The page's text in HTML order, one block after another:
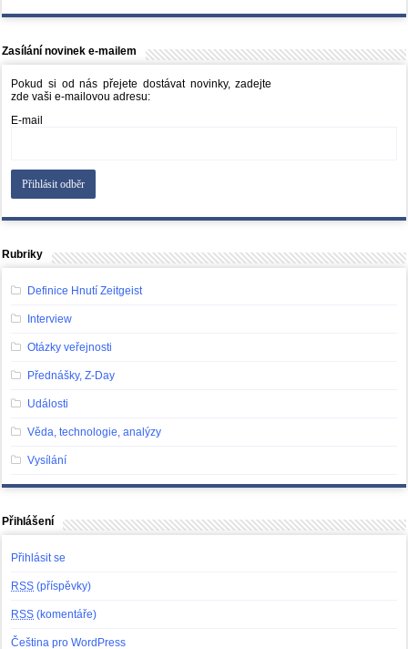
Zasílání novinek e-mailem
Pokud si od nás přejete dostávat novinky, zadejte
zde vaši e-mailovou adresu:
E-mail
Rubriky
Definice Hnutí Zeitgeist
Interview
Otázky veřejnosti
Přednášky, Z-Day
Události
Věda, technologie, analýzy
Vysílání
Přihlášení
Přihlásit se
RSS (příspěvky)
RSS (komentáře)
Čeština pro WordPress